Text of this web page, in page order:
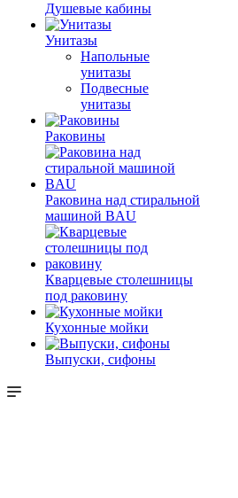
Душевые кабины
Унитазы
Напольные
унитазы
Подвесные
унитазы
Раковины
Раковина над стиральной
машиной BAU
Кварцевые столешницы
под раковину
Кухонные мойки
Выпуски, сифоны